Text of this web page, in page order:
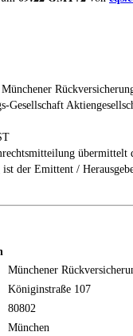
Gesellschaft
übermittelt
der Emittent /
Münchener
Königinstraße 107
80802
München